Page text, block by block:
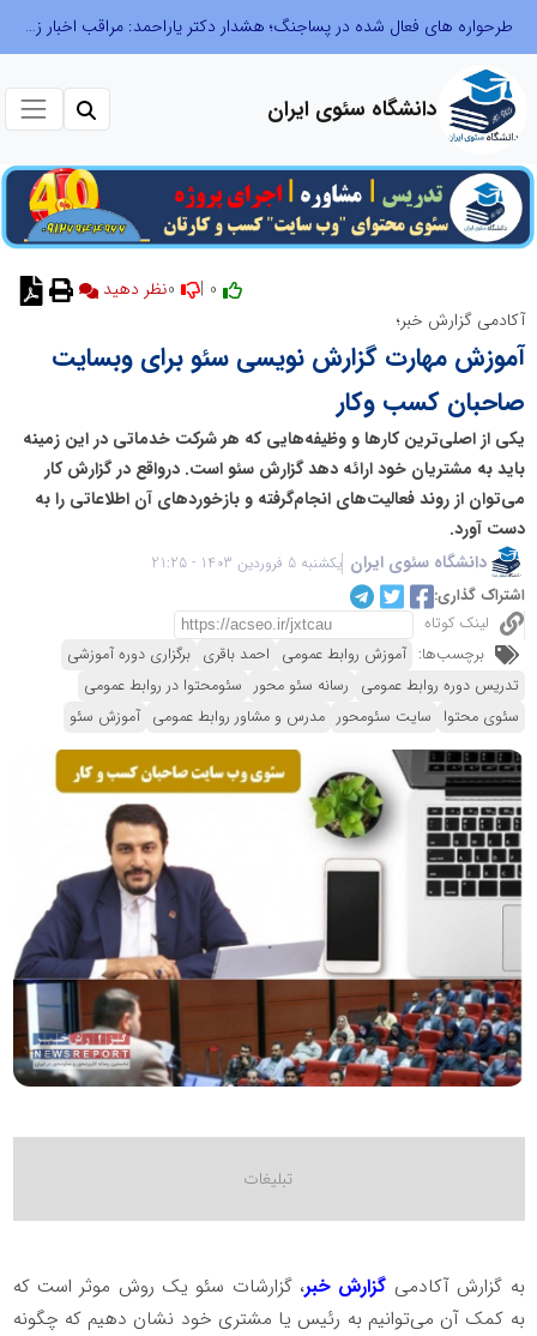
طرحواره های فعال شده در پساجنگ؛ هشدار دکتر یاراحمد: مراقب اخبار زرد و واکنش های هیجانی باشید
دانشگاه سئوی ایران
نظر دهید
آکادمی گزارش خبر؛
آموزش مهارت گزارش نویسی سئو برای وبسایت
صاحبان کسب وکار
یکی از اصلی‌ترین کارها و وظیفه‌هایی که هر شرکت خدماتی در این زمینه
باید به مشتریان خود ارائه دهد گزارش سئو است. درواقع در گزارش کار
می‌توان از روند فعالیت‌های انجام‌گرفته و بازخوردهای آن اطلاعاتی را به
دست آورد.
دانشگاه سئوی ایران یکشنبه 5 فروردین 1403 - 21:25
اشتراک گذاری:
لینک کوتاه
برچسب‌ها: آموزش روابط عمومی احمد باقری برگزاری دوره آموزشی
تدریس دوره روابط عمومی رسانه سئو محور سئومحتوا در روابط عمومی
سئوی محتوا سایت سئومحور مدرس و مشاور روابط عمومی آموزش سئو
به گزارش آکادمی گزارش خبر، گزارشات سئو یک روش موثر است که
به کمک آن می‌توانیم به رئیس یا مشتری خود نشان دهیم که چگونه